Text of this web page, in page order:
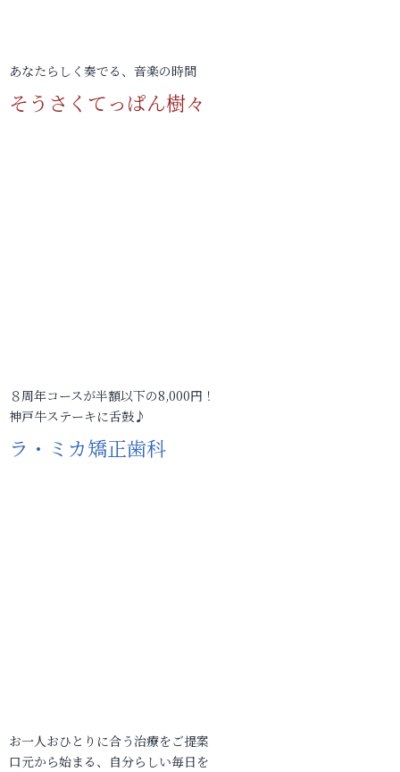
あなたらしく奏でる、音楽の時間
そうさくてっぱん樹々
８周年コースが半額以下の8,000円！
神戸牛ステーキに舌鼓♪
ラ・ミカ矯正歯科
お一人おひとりに合う治療をご提案
口元から始まる、自分らしい毎日を